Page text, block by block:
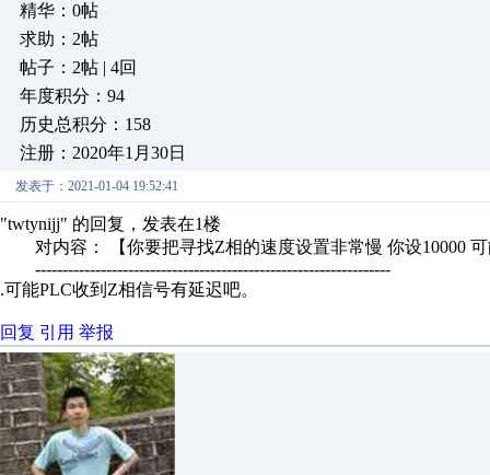
精华：0帖
求助：2帖
帖子：2帖 | 4回
年度积分：94
历史总积分：158
注册：2020年1月30日
发表于：2021-01-04 19:52:41
"twtynijj" 的回复，发表在1楼
对内容： 【你要把寻找Z相的速度设置非常慢 你设10000 可
-----------------------------------------------------------------
.可能PLC收到Z相信号有延迟吧。
回复 引用 举报